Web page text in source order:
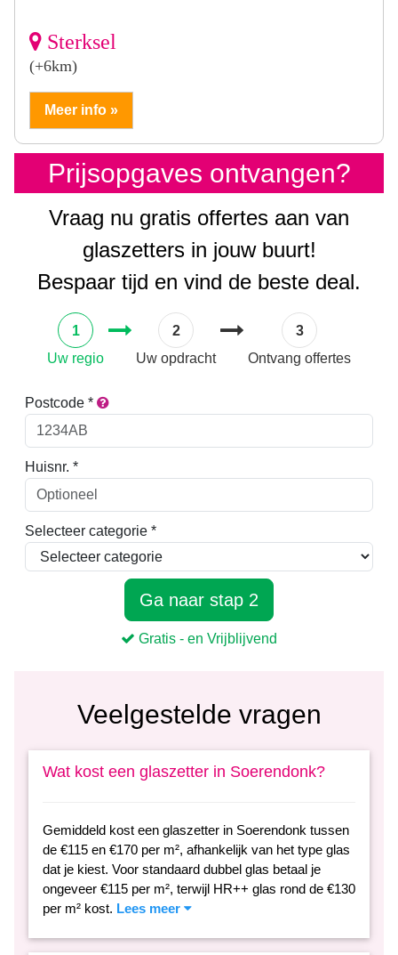
Sterksel
(+6km)
Meer info »
Prijsopgaves ontvangen?
Vraag nu gratis offertes aan van
glaszetters in jouw buurt!
Bespaar tijd en vind de beste deal.
Veelgestelde vragen
Wat kost een glaszetter in Soerendonk?
Gemiddeld kost een glaszetter in Soerendonk tussen
de €115 en €170 per m², afhankelijk van het type glas
dat je kiest. Voor standaard dubbel glas betaal je
ongeveer €115 per m², terwijl HR++ glas rond de €130
per m² kost. Lees meer